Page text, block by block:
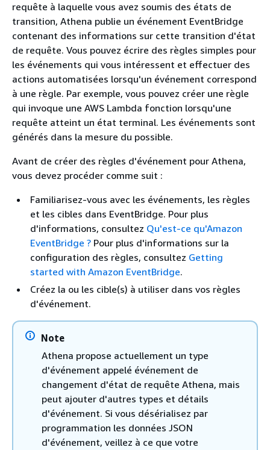
requête à laquelle vous avez soumis des états de
transition, Athena publie un événement EventBridge
contenant des informations sur cette transition d'état
de requête. Vous pouvez écrire des règles simples pour
les événements qui vous intéressent et effectuer des
actions automatisées lorsqu'un événement correspond
à une règle. Par exemple, vous pouvez créer une règle
qui invoque une AWS Lambda fonction lorsqu'une
requête atteint un état terminal. Les événements sont
générés dans la mesure du possible.
Avant de créer des règles d'événement pour Athena,
vous devez procéder comme suit :
Familiarisez-vous avec les événements, les règles
et les cibles dans EventBridge. Pour plus
d'informations, consultez Qu'est-ce qu'Amazon
EventBridge ? Pour plus d'informations sur la
configuration des règles, consultez Getting
started with Amazon EventBridge.
Créez la ou les cible(s) à utiliser dans vos règles
d'événement.
Note
Athena propose actuellement un type
d'événement appelé événement de
changement d'état de requête Athena, mais
peut ajouter d'autres types et détails
d'événement. Si vous désérialisez par
programmation les données JSON
d'événement, veillez à ce que votre